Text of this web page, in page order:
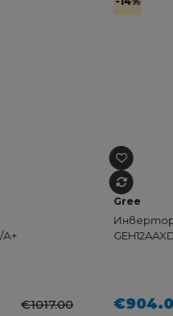
Клас А++/А+
€1063.00